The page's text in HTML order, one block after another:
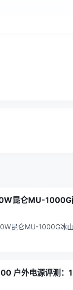
昆仑MU-
户外电源评测：1